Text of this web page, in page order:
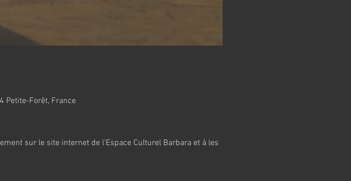
Petite-Forêt, France
sur le site internet de l'Espace Culturel Barbara et à les